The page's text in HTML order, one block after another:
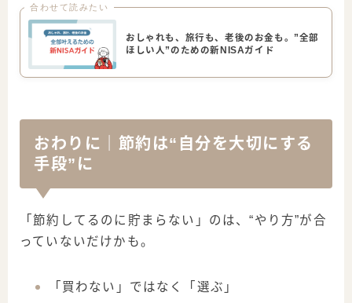
合わせて読みたい
おしゃれも、旅行も、老後のお金も。”全部
ほしい人”のための新NISAガイド
おわりに｜節約は“自分を大切にする
手段”に
「節約してるのに貯まらない」のは、“やり方”が合
っていないだけかも。
「買わない」ではなく「選ぶ」